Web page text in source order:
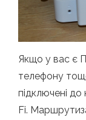
Якщо у вас є
телефону
підключені
Fi.